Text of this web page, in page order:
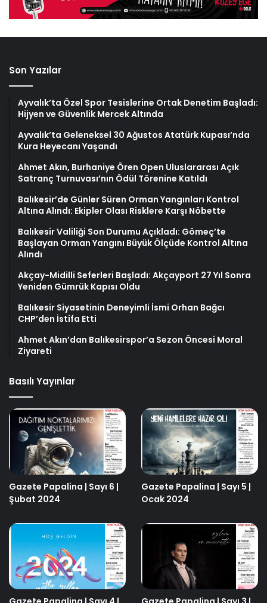
Son Yazılar
Ayvalık’ta Özel Spor Tesislerine Ortak Denetim Başladı:
Hijyen ve Güvenlik Mercek Altında
Ayvalık’ta Geleneksel 30 Ağustos Atatürk Kupası’nda
Kura Heyecanı Yaşandı
Ahmet Akın, Burhaniye Ören Open Uluslararası Açık
Satranç Turnuvası’nın Ödül Törenine Katıldı
Balıkesir’de Günler Süren Orman Yangınları Kontrol
Altına Alındı: Ekipler Olası Risklere Karşı Nöbette
Balıkesir Valiliği Son Durumu Açıkladı: Gömeç’te
Başlayan Orman Yangını Büyük Ölçüde Kontrol Altına
Alındı
Akçay-Midilli Seferleri Başladı: Akçayport 27 Yıl Sonra
Yeniden Gümrük Kapısı Oldu
Balıkesir Siyasetinin Deneyimli İsmi Orhan Bağcı
CHP’den İstifa Etti
Ahmet Akın’dan Balıkesirspor’a Sezon Öncesi Moral
Ziyareti
Basılı Yayınlar
Gazete Papalina | Sayı 6 |
Şubat 2024
Gazete Papalina | Sayı 5 |
Ocak 2024